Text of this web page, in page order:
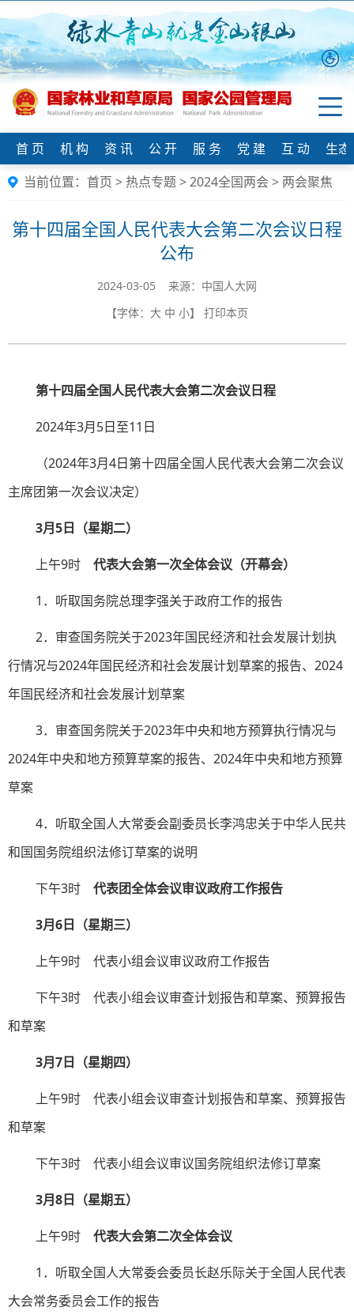
首 页 机 构 资 讯 公 开 服 务 党 建 互 动
生
当前位置： 首页 > 热点专题>2024全国两会 > 两会聚焦
第十四届全国人民代表大会第二次会议日程
公布
2024-03-05 来源：中国人大网
【字体： 大 中 小】 打印本页
第十四届全国人民代表大会第二次会议日程
2024年3月5日至11日
（2024年3月4日第十四届全国人民代表大会第二次会议
主席团第一次会议决定）
3月5日（星期二）
上午9时 代表大会第一次全体会议（开幕会）
1．听取国务院总理李强关于政府工作的报告
2．审查国务院关于2023年国民经济和社会发展计划执
行情况与2024年国民经济和社会发展计划草案的报告、2024
年国民经济和社会发展计划草案
3．审查国务院关于2023年中央和地方预算执行情况与
2024年中央和地方预算草案的报告、2024年中央和地方预算
草案
4．听取全国人大常委会副委员长李鸿忠关于中华人民共
和国国务院组织法修订草案的说明
下午3时 代表团全体会议审议政府工作报告
3月6日（星期三）
上午9时 代表小组会议审议政府工作报告
下午3时 代表小组会议审查计划报告和草案、预算报告
和草案
3月7日（星期四）
上午9时 代表小组会议审查计划报告和草案、预算报告
和草案
下午3时 代表小组会议审议国务院组织法修订草案
3月8日（星期五）
上午9时 代表大会第二次全体会议
1．听取全国人大常委会委员长赵乐际关于全国人民代表
大会常务委员会工作的报告